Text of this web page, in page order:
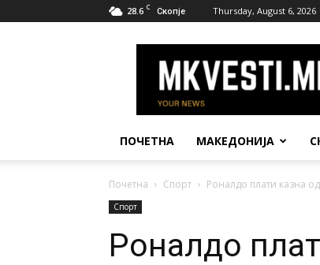
28.6 C Скопје Thursday, August 6, 2026
Вести
ПОЧЕТНА МАКЕДОНИЈА
Почетна Спорт Роналдо плати казна
Спорт
Роналдо